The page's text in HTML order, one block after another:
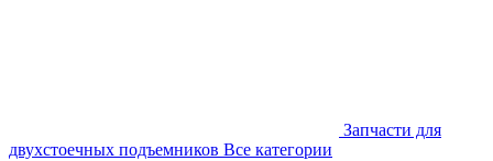
Запчасти для
двухстоечных подъемников Все категории